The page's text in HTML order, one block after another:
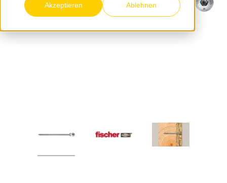
Akzeptieren Ablehnen